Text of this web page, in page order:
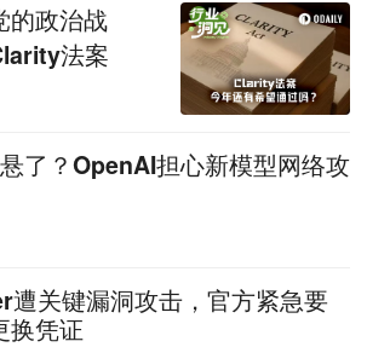
的政治战
法案
了？OpenAI担心新模型网络攻
遭关键漏洞攻击，官方紧急要
换凭证